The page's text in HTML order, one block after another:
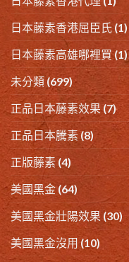
日本藤素香港屈臣氏 (1)
日本藤素高雄哪裡買(1)
未分類 (699)
正品日本藤素效果(7)
正品日本騰素 (8)
正版藤素 (4)
美國黑金(64)
美國黑金壯陽效果 (30)
美國黑金沒用 (10)